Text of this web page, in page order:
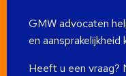
GMW advocaten
en aansprakelijkheid
Heeft u een vraag?